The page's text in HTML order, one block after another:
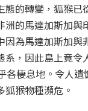
態的轉變，狐猴已
洲的馬達加斯加與
因為馬達加斯加與
系，因此島上竟令
各棲息地。令人遺
猴物種瀕危。